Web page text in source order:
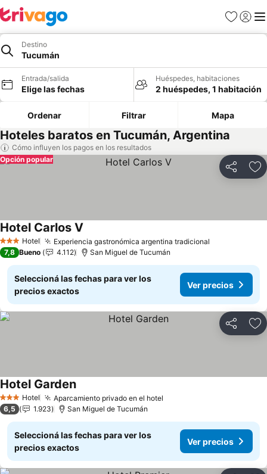
Favoritos
Iniciar
Destino
Tucumán
Entrada/salida
Elige las fechas
Huéspedes, habitaciones
2 huéspedes, 1 habitación
Ordenar Filtrar Mapa
Hoteles baratos en Tucumán, Argentina
Cómo influyen los pagos en los resultados
Compartir
Opción popular
3 Estrellas
Hotel Experiencia gastronómica argentina tradicional
Hotel Carlos V
7,8 Bueno 4.112 San Miguel de Tucumán
Seleccioná las fechas para ver los
precios exactos
Ver precios
Compartir
3 Estrellas
Hotel Aparcamiento privado en el hotel
Hotel GardenVer precios
6,5 1.923 San Miguel de Tucumán
Seleccioná las fechas para ver los
precios exactos
Ver precios